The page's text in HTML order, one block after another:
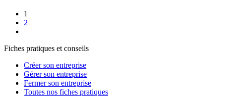
1
2
Fiches pratiques et conseils
Créer son entreprise
Gérer son entreprise
Fermer son entreprise
Toutes nos fiches pratiques